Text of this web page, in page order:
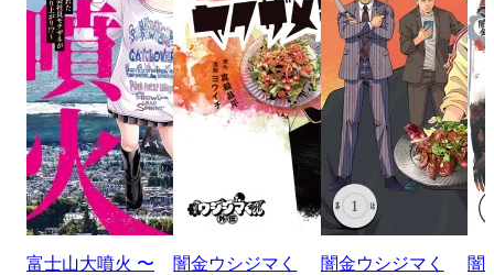
富士山大噴火 〜
闇金ウシジマく
闇金ウシジマく
闇